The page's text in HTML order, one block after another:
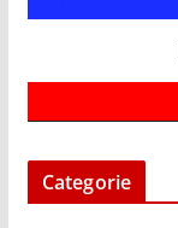
Categorie